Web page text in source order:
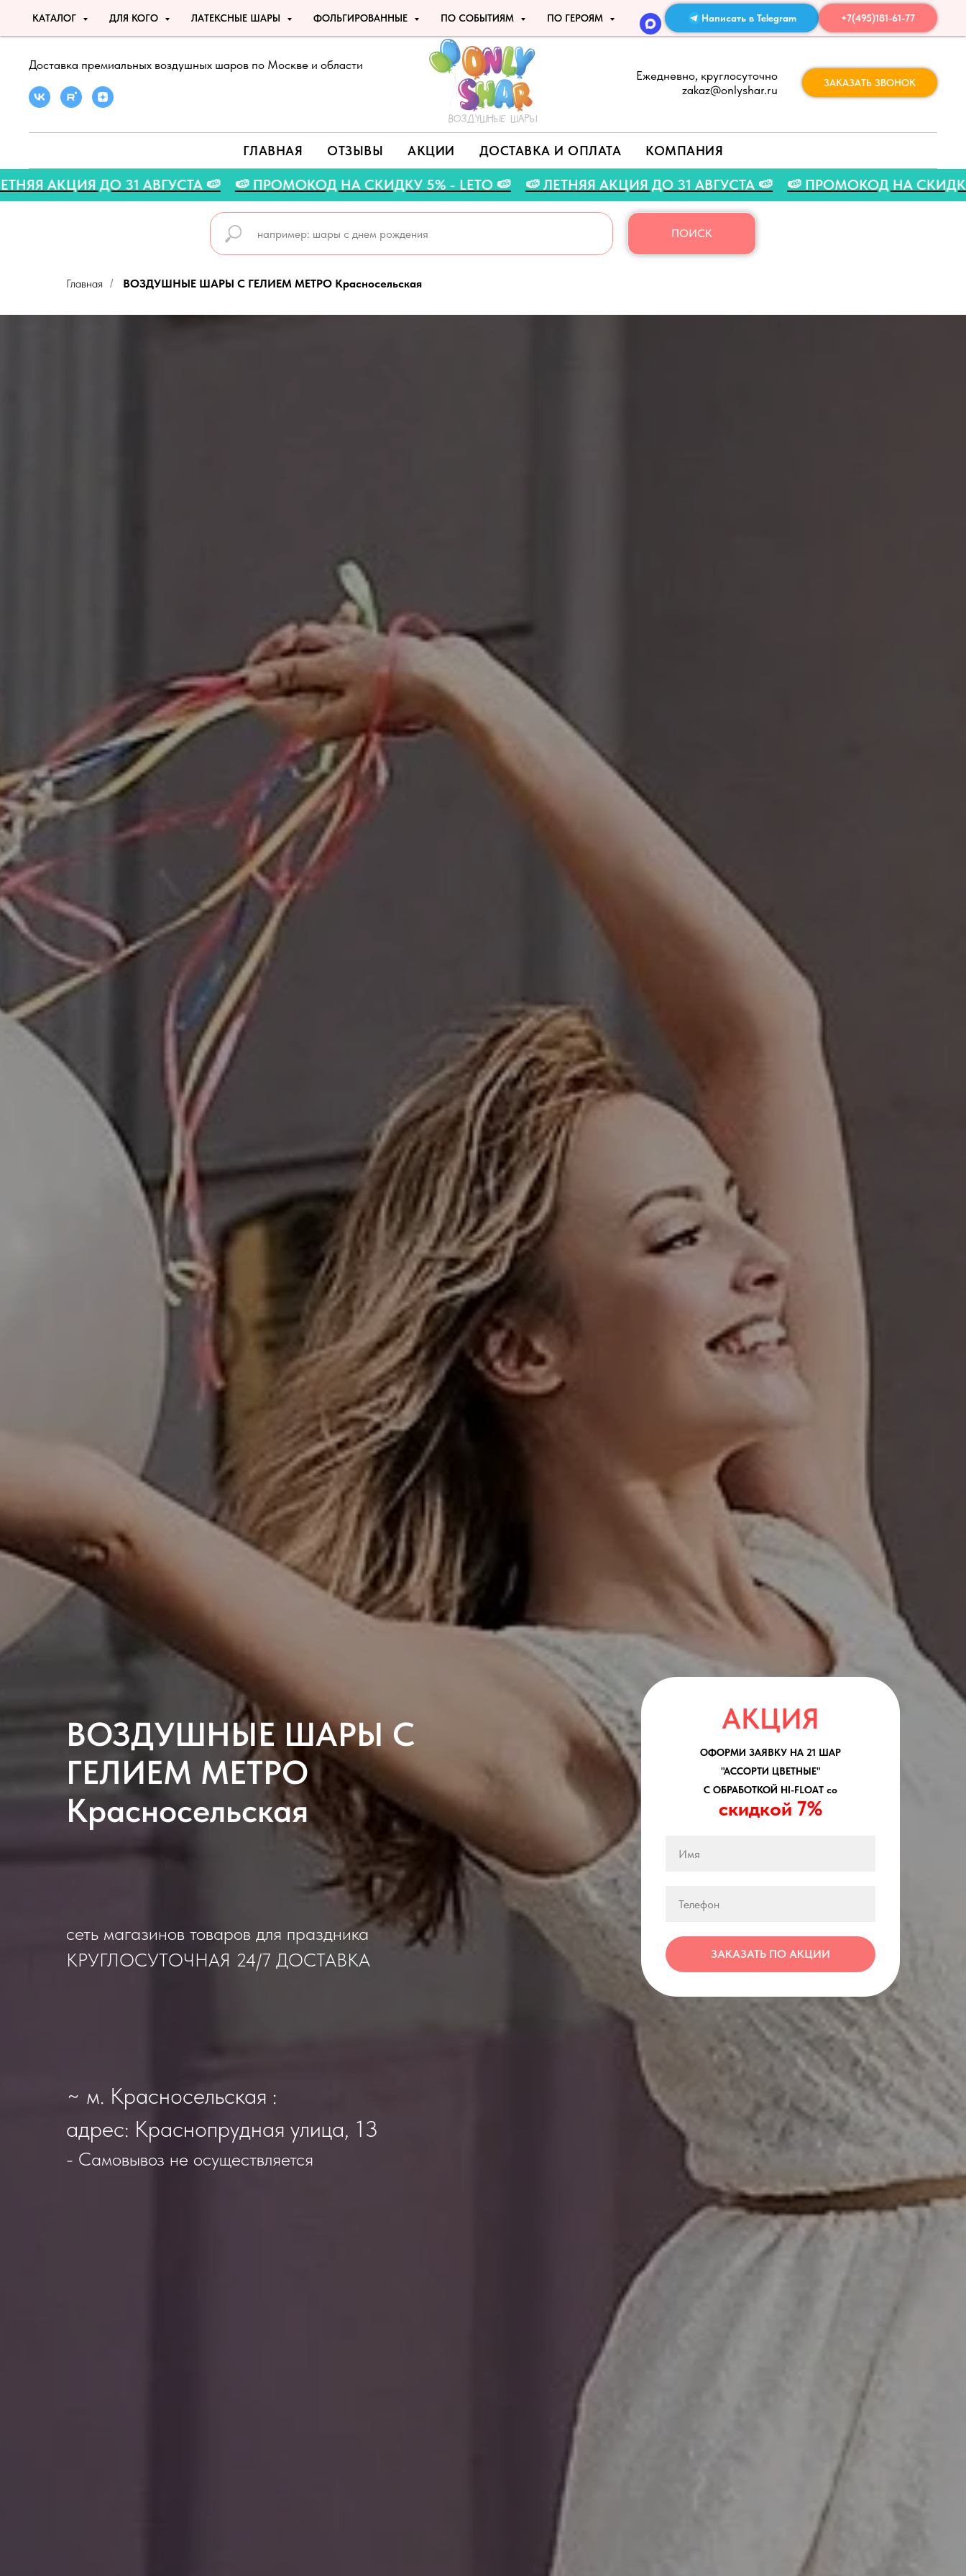
КАТАЛОГ ДЛЯ КОГО ЛАТЕКСНЫЕ ШАРЫ ФОЛЬГИРОВАННЫЕ ПО СОБЫТИЯМ ПО ГЕРОЯМ Написать в Telegram +7(495)181-61-77
Доставка премиальных воздушных шаров по Москве и области
Ежедневно, круглосуточно
zakaz@onlyshar.ru
ЗАКАЗАТЬ ЗВОНОК
ГЛАВНАЯ ОТЗЫВЫ АКЦИИ ДОСТАВКА И ОПЛАТА КОМПАНИЯ
🍉 🍉 ЛЕТНЯЯ АКЦИЯ ДО 31 АВГУСТА 🍉 🍉 ПРОМОКОД НА СКИДКУ 5% - LETO 🍉 🍉 ЛЕТНЯЯ АКЦИЯ ДО 31 АВГУСТА 🍉 🍉 ПРОМОКОД
ПОИСК
Главная / ВОЗДУШНЫЕ ШАРЫ С ГЕЛИЕМ МЕТРО Красносельская
ВОЗДУШНЫЕ ШАРЫ С
ГЕЛИЕМ МЕТРО
Красносельская
сеть магазинов товаров для праздника
КРУГЛОСУТОЧНАЯ 24/7 ДОСТАВКА
~ м. Красносельская :
адрес: Краснопрудная улица, 13
- Самовывоз не осуществляется
АКЦИЯ
ОФОРМИ ЗАЯВКУ НА 21 ШАР
"АССОРТИ ЦВЕТНЫЕ"
С ОБРАБОТКОЙ HI-FLOAT со
cкидкой 7%
ЗАКАЗАТЬ ПО АКЦИИ